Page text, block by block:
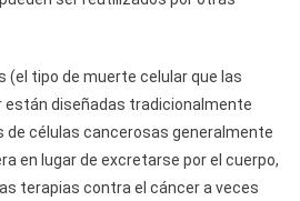
(el tipo de muerte celular que las
están diseñadas tradicionalmente
de células cancerosas generalmente
en lugar de excretarse por el cuerpo,
terapias contra el cáncer a veces